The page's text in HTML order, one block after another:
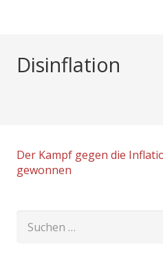
Disinflation
Der Kampf gegen die
gewonnen
Suchen